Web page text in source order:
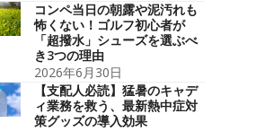
コンペ当日の朝露や泥汚れも
怖くない！ゴルフ初心者が
「超撥水」シューズを選ぶべ
き3つの理由
2026年6月30日
【支配人必読】猛暑のキャデ
ィ業務を救う、最新熱中症対
策グッズの導入効果